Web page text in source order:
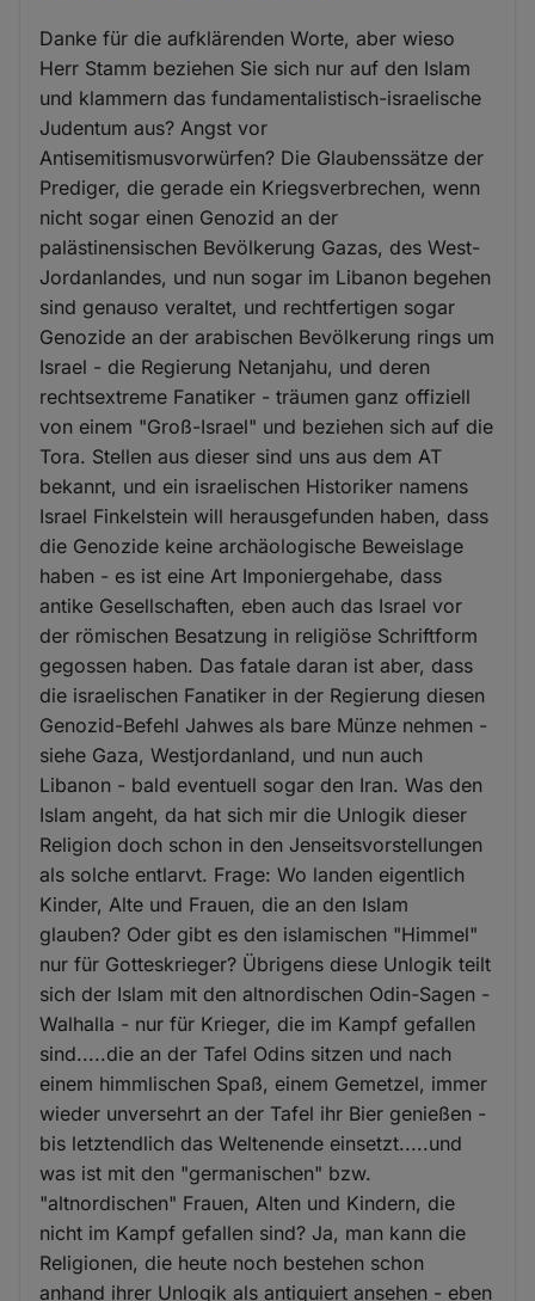
Danke für die aufklärenden Worte, aber wieso
Herr Stamm beziehen Sie sich nur auf den Islam
und klammern das fundamentalistisch-israelische
Judentum aus? Angst vor
Antisemitismusvorwürfen? Die Glaubenssätze der
Prediger, die gerade ein Kriegsverbrechen, wenn
nicht sogar einen Genozid an der
palästinensischen Bevölkerung Gazas, des West-
Jordanlandes, und nun sogar im Libanon begehen
sind genauso veraltet, und rechtfertigen sogar
Genozide an der arabischen Bevölkerung rings um
Israel - die Regierung Netanjahu, und deren
rechtsextreme Fanatiker - träumen ganz offiziell
von einem "Groß-Israel" und beziehen sich auf die
Tora. Stellen aus dieser sind uns aus dem AT
bekannt, und ein israelischen Historiker namens
Israel Finkelstein will herausgefunden haben, dass
die Genozide keine archäologische Beweislage
haben - es ist eine Art Imponiergehabe, dass
antike Gesellschaften, eben auch das Israel vor
der römischen Besatzung in religiöse Schriftform
gegossen haben. Das fatale daran ist aber, dass
die israelischen Fanatiker in der Regierung diesen
Genozid-Befehl Jahwes als bare Münze nehmen -
siehe Gaza, Westjordanland, und nun auch
Libanon - bald eventuell sogar den Iran. Was den
Islam angeht, da hat sich mir die Unlogik dieser
Religion doch schon in den Jenseitsvorstellungen
als solche entlarvt. Frage: Wo landen eigentlich
Kinder, Alte und Frauen, die an den Islam
glauben? Oder gibt es den islamischen "Himmel"
nur für Gotteskrieger? Übrigens diese Unlogik teilt
sich der Islam mit den altnordischen Odin-Sagen -
Walhalla - nur für Krieger, die im Kampf gefallen
sind.....die an der Tafel Odins sitzen und nach
einem himmlischen Spaß, einem Gemetzel, immer
wieder unversehrt an der Tafel ihr Bier genießen -
bis letztendlich das Weltenende einsetzt.....und
was ist mit den "germanischen" bzw.
"altnordischen" Frauen, Alten und Kindern, die
nicht im Kampf gefallen sind? Ja, man kann die
Religionen, die heute noch bestehen schon
anhand ihrer Unlogik als antiquiert ansehen - eben